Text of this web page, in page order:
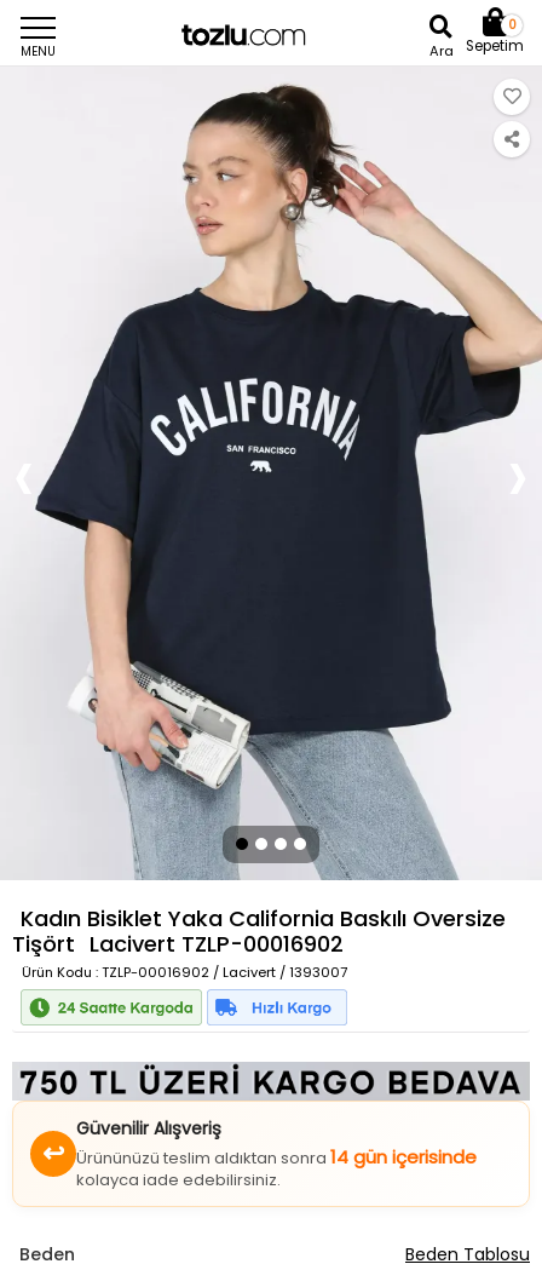
MENU Ara
0
Sepetim
Kadın Bisiklet Yaka California Baskılı Oversize
Tişört Lacivert TZLP-00016902
Ürün Kodu : TZLP-00016902 / Lacivert / 1393007
↩
Güvenilir Alışveriş
Ürününüzü teslim aldıktan sonra 14 gün içerisinde
kolayca iade edebilirsiniz.
Beden Beden Tablosu